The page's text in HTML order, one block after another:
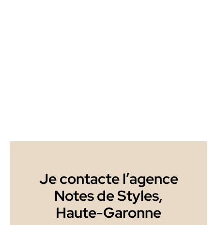
Je contacte l’agence
Notes de Styles,
Haute-Garonne